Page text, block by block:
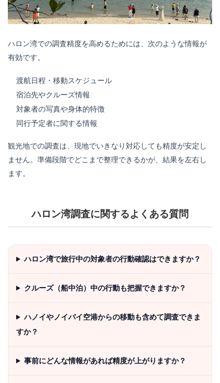
ハロン湾での調査精度を高めるためには、次のような情報が
有効です。
渡航日程・移動スケジュール
宿泊先やクルーズ情報
対象者の写真や身体的特徴
同行予定者に関する情報
観光地での調査は、現地でいきなり対応しても精度が安定し
ません。準備段階でどこまで整理できるかが、結果を左右し
ます。
ハロン湾調査に関するよくある質問
ハロン湾で旅行中の対象者の行動確認はできますか？
クルーズ（船中泊）中の行動も把握できますか？
ハノイやノイバイ空港からの移動も含めて調査できま
すか？
事前にどんな情報があれば精度が上がりますか？